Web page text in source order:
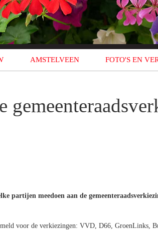
AMSTELVEEN FOTO'S EN
partijen meedoen aan de
voor de verkiezingen: VVD, D66, GroenLinks,